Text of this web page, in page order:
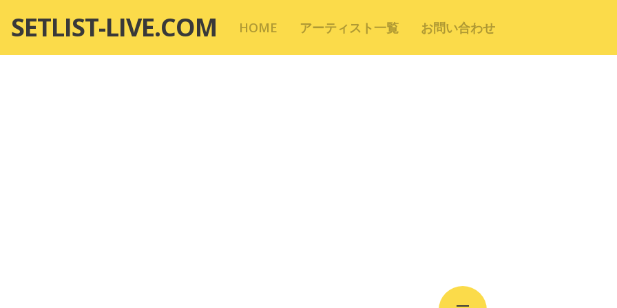
テ
SETLIST-LIVE.COM HOME アーティスト一覧 お問い合わせ